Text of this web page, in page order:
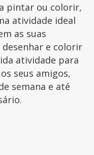
pintar ou colorir,
atividade ideal
as suas
e colorir
atividade para
seus amigos,
semana e até